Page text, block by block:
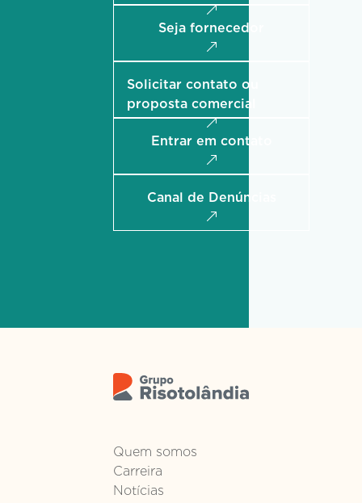
Seja fornecedor
Solicitar contato ou
proposta comercial
Entrar em contato
Canal de Denúncias
Quem somos
Carreira
Notícias